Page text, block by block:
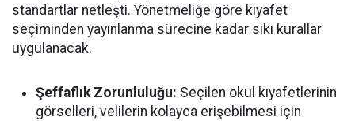
standartlar netleşti. Yönetmeliğe göre kıyafet
seçiminden yayınlanma sürecine kadar sıkı kurallar
uygulanacak.
Şeffaflık Zorunluluğu: Seçilen okul kıyafetlerinin
görselleri, velilerin kolayca erişebilmesi için